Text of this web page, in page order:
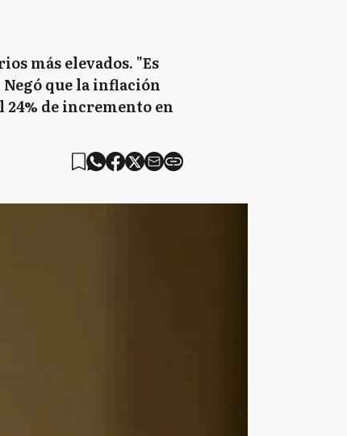
más elevados. "Es
que la inflación
24% de incremento en